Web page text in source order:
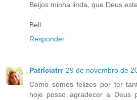
Beijos minha linda, que Deus
Bell
Responder
Patríciatrr 29 de novembro de
Como somos felizes por ter
hoje posso agradecer a Deus